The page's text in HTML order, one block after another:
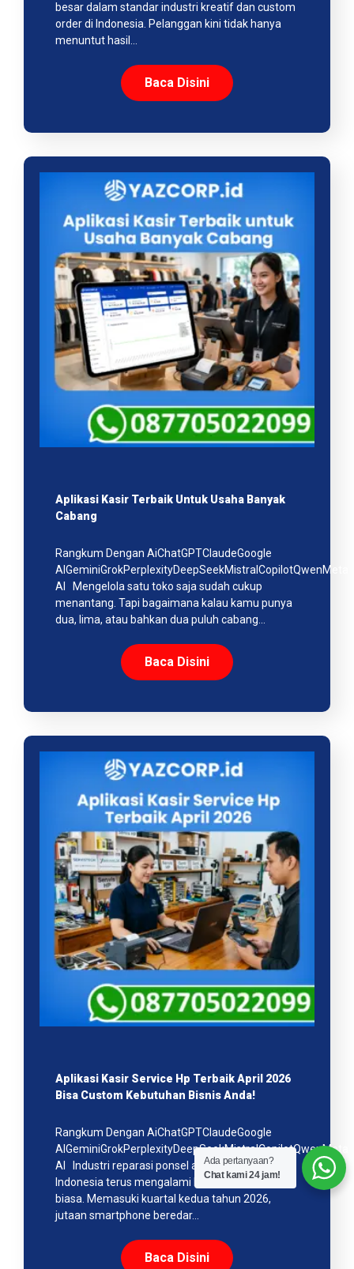
besar dalam standar industri kreatif dan custom
order di Indonesia. Pelanggan kini tidak hanya
menuntut hasil…
Baca Disini
Aplikasi Kasir Terbaik Untuk Usaha Banyak
Cabang
Rangkum Dengan AiChatGPTClaudeGoogle
AIGeminiGrokPerplexityDeepSeekMistralCopilotQwenMeta
AI Mengelola satu toko saja sudah cukup
menantang. Tapi bagaimana kalau kamu punya
dua, lima, atau bahkan dua puluh cabang…
Baca Disini
Aplikasi Kasir Service Hp Terbaik April 2026
Bisa Custom Kebutuhan Bisnis Anda!
Rangkum Dengan AiChatGPTClaudeGoogle
AIGeminiGrokPerplexityDeepSeekMistralCopilotQwenMeta
AI Industri reparasi ponsel atau service HP di
Indonesia terus mengalami lonjakan yang luar
biasa. Memasuki kuartal kedua tahun 2026,
jutaan smartphone beredar…
Baca Disini
Ada pertanyaan?
Chat kami 24 jam!